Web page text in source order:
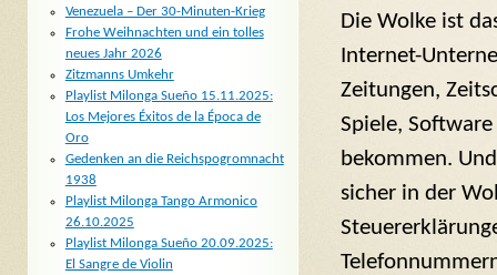
Die Wolke ist
Internet-
Zeitungen,
Spiele,
bekommen.
sicher in der
Venezuela – Der 30-Minuten-Krieg
Frohe Weihnachten und ein tolles
neues Jahr 2026
Zitzmanns Umkehr
Playlist Milonga Sueño 15.11.2025:
Los Mejores Éxitos de la Época de
Oro
Gedenken an die Reichspogromnacht
1938
Playlist Milonga Tango Armonico
26.10.2025
Playlist Milonga Sueño 20.09.2025:
El Sangre de Violin